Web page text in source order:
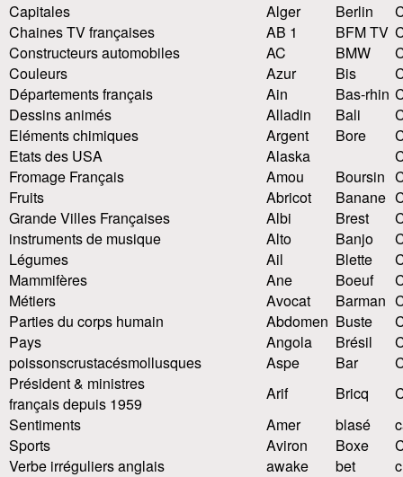
Capitales
Alger Berlin
Chaines TV françaises
AB 1 BFM TV
Constructeurs automobiles
AC BMW
Couleurs
Azur Bis
Départements français
Ain Bas-rhin
Dessins animés
Alladin Bali
Eléments chimiques
Argent Bore
Etats des USA
Alaska
Fromage Français
Amou Boursin
Fruits
Abricot Banane
Grande Villes Françaises
Albi Brest
instruments de musique
Alto Banjo
Légumes
Ail Blette
Mammifères
Ane Boeuf
Métiers
Avocat Barman
Parties du corps humain
Abdomen Buste
Pays
Angola Brésil
poissonscrustacésmollusques Aspe Bar
Président & ministres
français depuis 1959
Arif Bricq
Sentiments
Amer blasé
Sports
Aviron Boxe
Verbe irréguliers anglais
awake bet